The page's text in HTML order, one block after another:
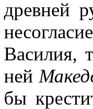
древней
Василия,
ней
бы